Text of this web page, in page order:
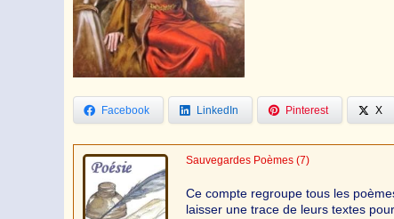
Facebook LinkedIn Pinterest X
Sauvegardes Poèmes (7)
Ce compte regroupe tous les
laisser une trace de leurs textes